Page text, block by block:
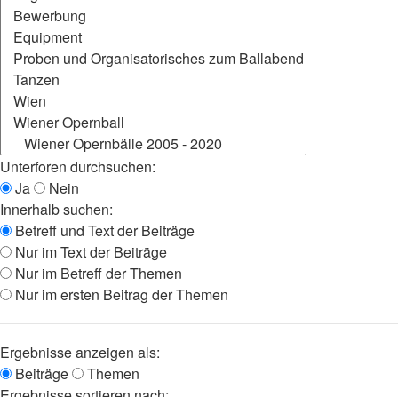
Unterforen durchsuchen:
Ja
Nein
Innerhalb suchen:
Betreff und Text der Beiträge
Nur im Text der Beiträge
Nur im Betreff der Themen
Nur im ersten Beitrag der Themen
Ergebnisse anzeigen als:
Beiträge
Themen